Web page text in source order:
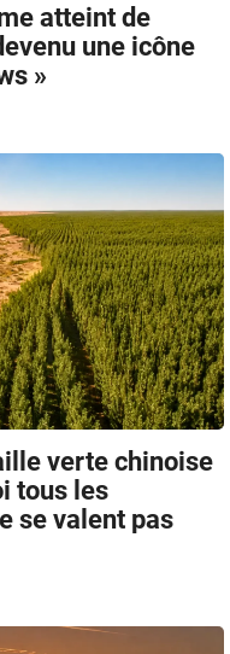
atteint de
une icône
»
verte chinoise
tous les
se valent pas